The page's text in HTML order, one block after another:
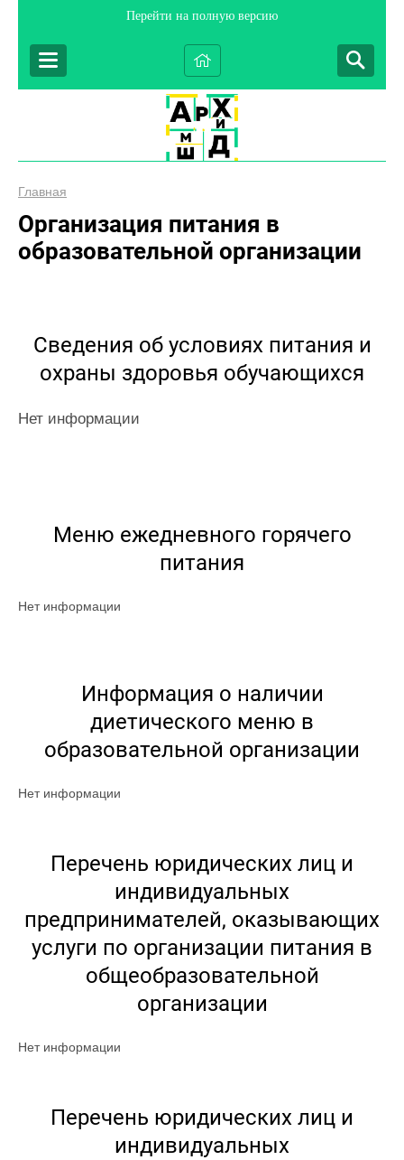
Перейти на полную версию
Главная
Организация питания в
образовательной организации
Сведения об условиях питания и
охраны здоровья обучающихся
Нет информации
Меню ежедневного горячего
питания
Нет информации
Информация о наличии
диетического меню в
образовательной организации
Нет информации
Перечень юридических лиц и
индивидуальных
предпринимателей, оказывающих
услуги по организации питания в
общеобразовательной
организации
Нет информации
Перечень юридических лиц и
индивидуальных